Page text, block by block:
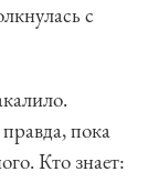
с
пока
Кто знает: